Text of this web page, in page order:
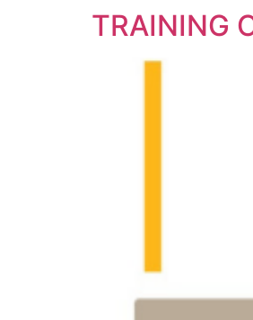
TRAINING